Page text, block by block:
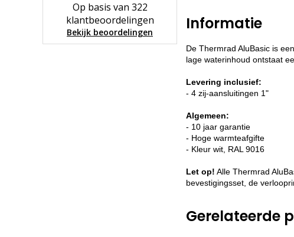
Op basis van 322
klantbeoordelingen
Bekijk beoordelingen Informatie
De Thermrad AluBasic is
lage waterinhoud ontstaat
Levering inclusief:
- 4 zij-aansluitingen 1"
Algemeen:
- 10 jaar garantie
- Hoge warmteafgifte
- Kleur wit, RAL 9016
Let op! Alle Thermrad
bevestigingsset, de
Gerelateerde